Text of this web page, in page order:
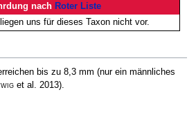
nach Roter Liste
uns für dieses Taxon nicht vor.
bis zu 8,3 mm (nur ein männliches
et al. 2013).